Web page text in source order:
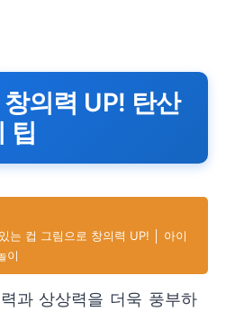
의력 UP! 탄산
팁
는 컵 그림으로 창의력 UP! │ 아이
이
과 상상력을 더욱 풍부하